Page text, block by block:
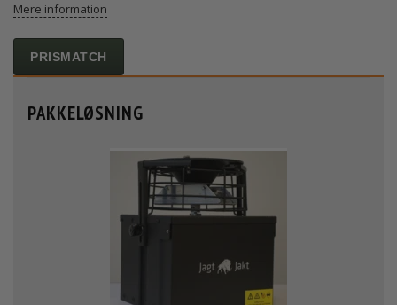
Mere information
PRISMATCH
PAKKELØSNING